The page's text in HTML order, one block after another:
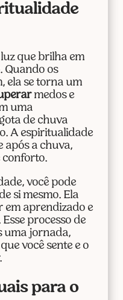
que brilha em
Quando os
ela se torna um
medos e
uma
de chuva
A espiritualidade
após a chuva,
conforto.
você pode
si mesmo. Ela
em aprendizado e
processo de
uma jornada,
você sente e o
para o